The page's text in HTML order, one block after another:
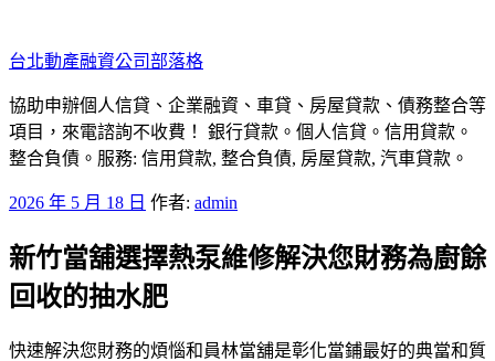
至
主
要
內
容
台北動產融資公司部落格
協助申辦個人信貸、企業融資、車貸、房屋貸款、債務整合等
項目，來電諮詢不收費！ 銀行貸款。個人信貸。信用貸款。
整合負債。服務: 信用貸款, 整合負債, 房屋貸款, 汽車貸款。
發
於
2026 年 5 月 18 日 作者: admin
新竹當舖選擇熱泵維修解決您財務為廚餘
回收的抽水肥
快速解決您財務的煩惱和員林當舖是彰化當鋪最好的典當和質